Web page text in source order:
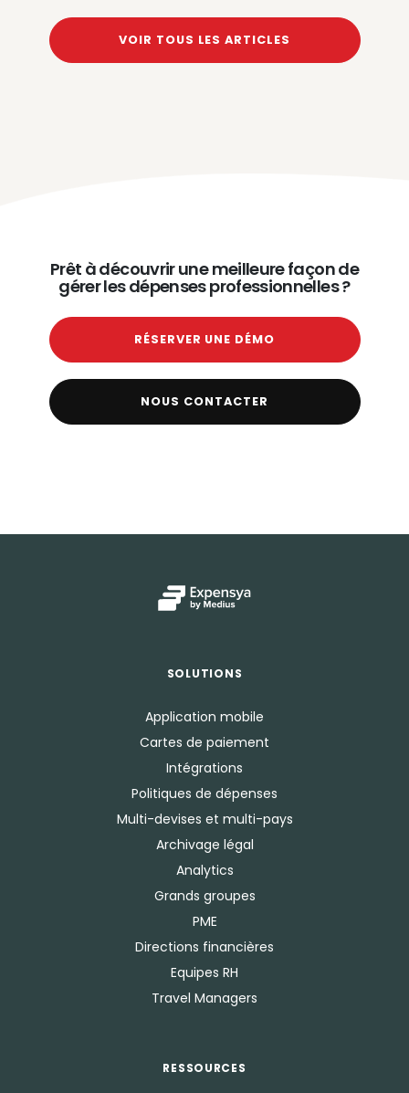
VOIR TOUS LES ARTICLES
Prêt à découvrir une meilleure façon de
gérer les dépenses professionnelles ?
RÉSERVER UNE DÉMO
NOUS CONTACTER
SOLUTIONS
Application mobile
Cartes de paiement
Intégrations
Politiques de dépenses
Multi-devises et multi-pays
Archivage légal
Analytics
Grands groupes
PME
Directions financières
Equipes RH
Travel Managers
RESSOURCES